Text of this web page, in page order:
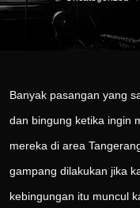
Banyak pasangan yang
dan bingung ketika ingin
mereka di area
gampang dilakukan jika
kebingungan itu muncul